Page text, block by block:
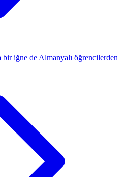
iğne de Almanyalı öğrencilerden